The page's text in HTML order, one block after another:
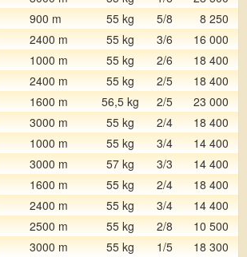
900 m 55 kg 5/8 8 250
2400 m 55 kg 3/6 16 000
1000 m 55 kg 2/6 18 400
2400 m 55 kg 2/5 18 400
1600 m 56,5 kg 2/5 23 000
3000 m 55 kg 2/4 18 400
1000 m 55 kg 3/4 14 400
3000 m 57 kg 3/3 14 400
1600 m 55 kg 2/4 18 400
2400 m 55 kg 3/4 14 400
2500 m 55 kg 2/8 10 500
3000 m 55 kg 1/5 18 300